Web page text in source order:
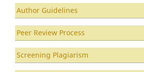
Author Guidelines
Peer Review Process
Screening Plagiarism